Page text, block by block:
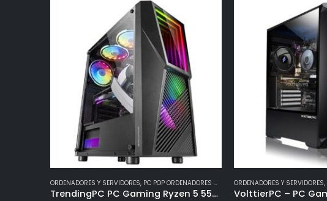
ORDENADORES Y SERVIDORES, PC POP ORDENADORES GAMING
TrendingPC PC Gaming Ryzen 5 5500 6×4,2ghz • Gráfica Nvidia RTX 3050 8gb • 16Gb RAM DDR4 3200mhz RGB • 1TB m.2 • Windows 11 Pro • WiFi 300mbps • pc Gamer
ORDENADORES Y SERVIDORES,